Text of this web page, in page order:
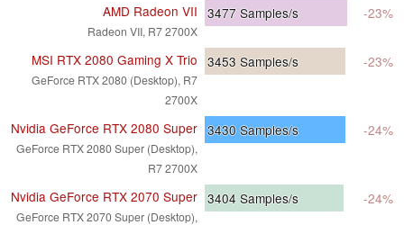
AMD Radeon VII
Radeon VII, R7 2700X
3477 Samples/s -23%
MSI RTX 2080 Gaming X Trio
GeForce RTX 2080 (Desktop), R7
2700X
3453 Samples/s -23%
Nvidia GeForce RTX 2080 Super
GeForce RTX 2080 Super (Desktop),
R7 2700X
3430 Samples/s -24%
Nvidia GeForce RTX 2070 Super
GeForce RTX 2070 Super (Desktop),
3404 Samples/s -24%